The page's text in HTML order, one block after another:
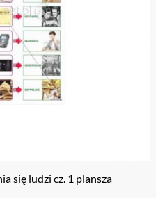
się ludzi cz. 1 plansza